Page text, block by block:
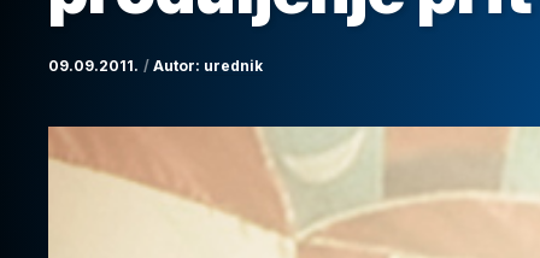
09.09.2011. Autor: urednik